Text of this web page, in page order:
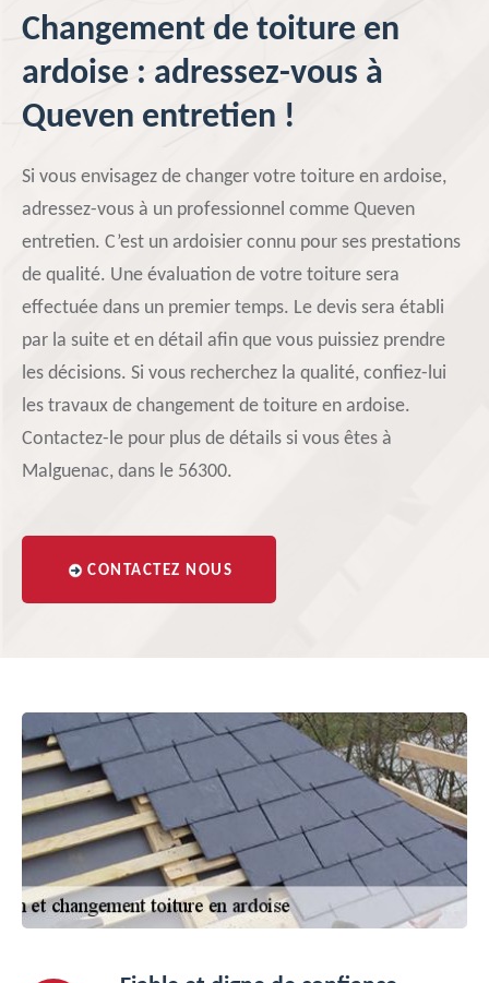
Changement de toiture en
ardoise : adressez-vous à
Queven entretien !
Si vous envisagez de changer votre toiture en ardoise,
adressez-vous à un professionnel comme Queven
entretien. C’est un ardoisier connu pour ses prestations
de qualité. Une évaluation de votre toiture sera
effectuée dans un premier temps. Le devis sera établi
par la suite et en détail afin que vous puissiez prendre
les décisions. Si vous recherchez la qualité, confiez-lui
les travaux de changement de toiture en ardoise.
Contactez-le pour plus de détails si vous êtes à
Malguenac, dans le 56300.
CONTACTEZ NOUS